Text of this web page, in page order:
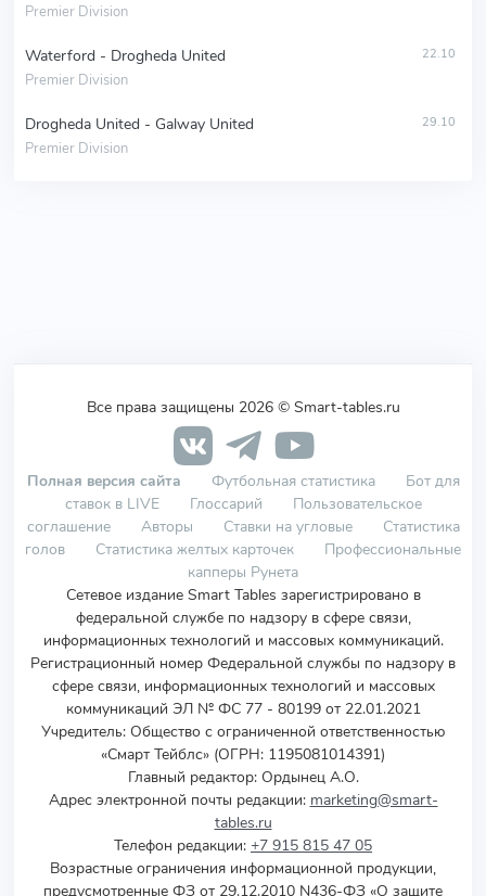
Premier Division
Waterford - Drogheda United
Premier Division
22.10
Drogheda United - Galway United
Premier Division
29.10
Все права защищены 2026 © Smart-tables.ru
Полная версия сайта Футбольная статистика
Бот для
ставок в LIVE
Глоссарий
Пользовательское
соглашение
Авторы Ставки на угловые
Статистика
голов
Статистика желтых карточек
Профессиональные
капперы Рунета
Сетевое издание Smart Tables зарегистрировано в
федеральной службе по надзору в сфере связи,
информационных технологий и массовых коммуникаций.
Регистрационный номер Федеральной службы по надзору в
сфере связи, информационных технологий и массовых
коммуникаций ЭЛ № ФС 77 - 80199 от 22.01.2021
Учредитель: Общество с ограниченной ответственностью
«Смарт Тейблс» (ОГРН: 1195081014391)
Главный редактор: Ордынец А.О.
Адрес электронной почты редакции: marketing@smart-
tables.ru
Телефон редакции: +7 915 815 47 05
Возрастные ограничения информационной продукции,
предусмотренные ФЗ от 29.12.2010 N436-ФЗ «О защите